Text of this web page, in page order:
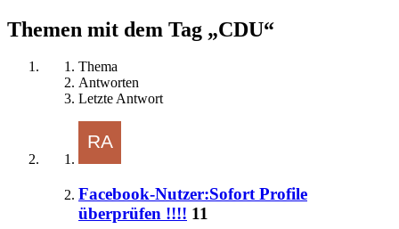
Themen mit dem Tag „CDU“
Thema
Antworten
Letzte Antwort
Facebook-Nutzer:Sofort Profile
überprüfen !!!! 11